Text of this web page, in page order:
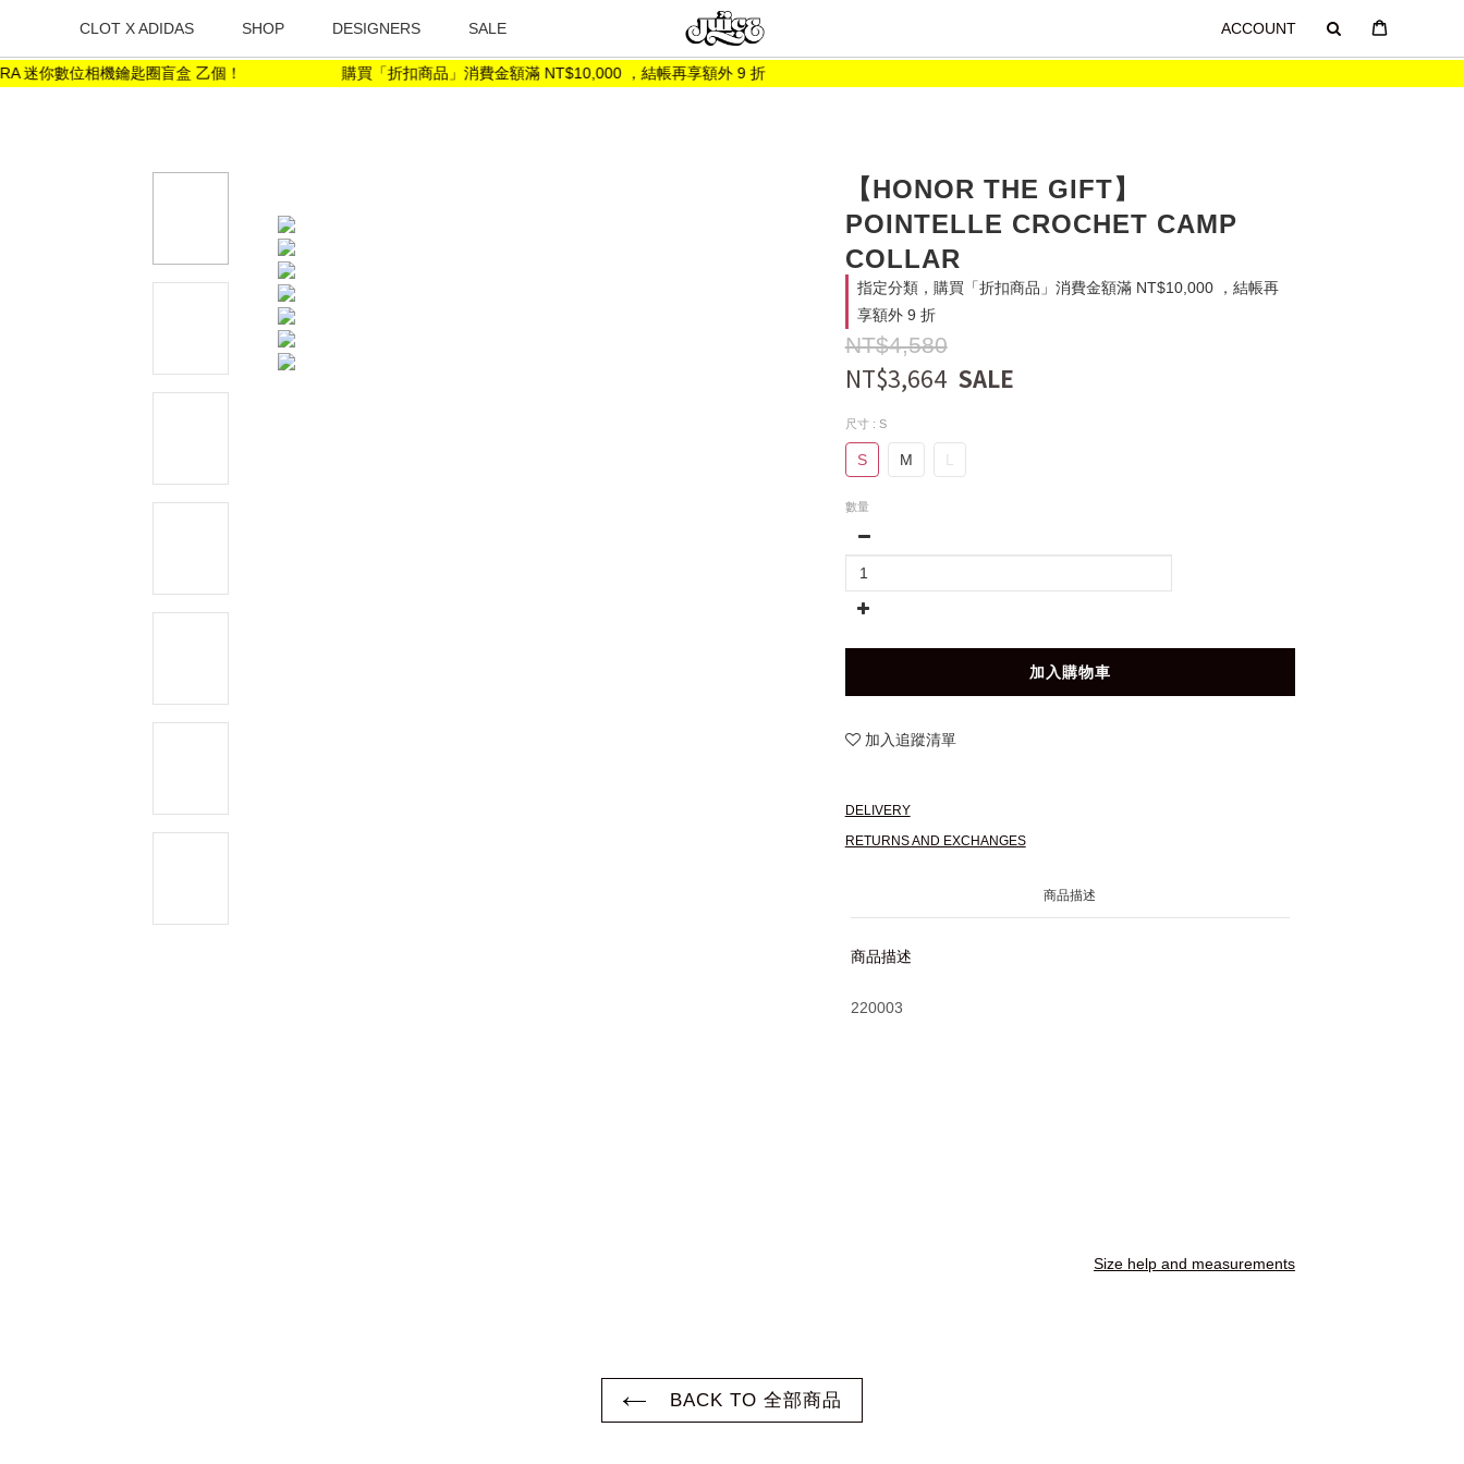
數位相機鑰匙圈盲盒 乙個！ 購買「折扣商品」消費金額滿 NT$10,000 ，結帳再享額外 9 折
CLOT X ADIDAS SHOP DESIGNERS SALE ACCOUNT
【HONOR THE GIFT】
POINTELLE CROCHET CAMP
COLLAR
指定分類，購買「折扣商品」消費金額滿 NT$10,000 ，結帳再
享額外 9 折
NT$4,580
NT$3,664
尺寸 : S
S M
數量
加入購物車
加入追蹤清單
DELIVERY
RETURNS AND EXCHANGES
商品描述
商品描述
220003
Size help and measurements
BACK TO 全部商品